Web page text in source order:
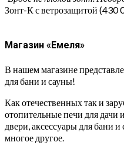
Зонт-К с ветрозащитой
Магазин «Емеля»
В нашем магазине
для бани и сауны!
Как отечественных так и
отопительные печи для дачи
двери, аксессуары для бани
многое другое.